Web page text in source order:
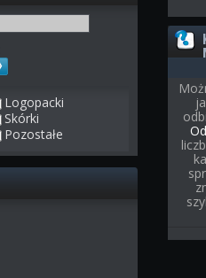
Logopacki
Skórki
Pozostałe